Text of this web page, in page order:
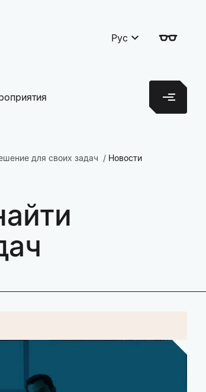
Рус
для своих задач Новости